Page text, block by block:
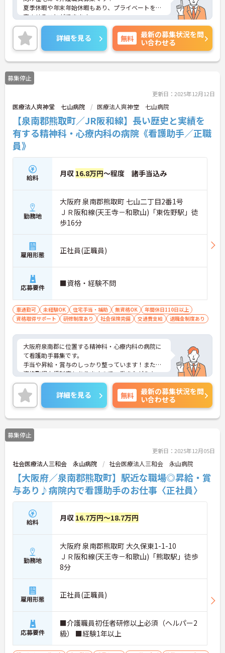
夏季休暇や年末年始休暇もあり、プライベートを充
実させることができます。
ご興味のある方には、面接対策ポイントなど、さら
に詳細をお話しいたしますので、お気軽にご相談く
ださい。
詳細を見る 無料
最新の募集状況を問
い合わせる
募集停止
更新日：2025年12月12日
医療法人爽神堂 七山病院 医療法人爽神堂 七山病院
【泉南郡熊取町／JR阪和線】長い歴史と実績を
有する精神科・心療内科の病院《看護助手／正職
員》
給料 月収 16.8万円～程度 諸手当込み
勤務地
大阪府 泉南郡熊取町 七山二丁目2番1号
ＪＲ阪和線(天王寺－和歌山)「東佐野駅」徒
歩16分
雇用形態 正社員(正職員)
応募要件 ■資格・経験不問
車通勤可 未経験OK 住宅手当・補助 無資格OK
年間休日110日以上
資格取得サポート
研修制度あり 社会保険完備 交通費支給 退職金制度あり
大阪府泉南郡に位置する精神科・心療内科の病院に
て看護助手募集です。
手当や昇給・賞与のしっかり整っています！また、
資格取得支援制度もありますので、働きながらキャ
リアアップも可能です！
ご興味ある方には、面接対策ポイントなど、さらに
詳細をお話しいたしますのでお気軽にご相談くださ
い！
詳細を見る 無料
最新の募集状況を問
い合わせる
募集停止
更新日：2025年12月05日
社会医療法人三和会 永山病院 社会医療法人三和会 永山病院
【大阪府／泉南郡熊取町】駅近な職場◎昇給・賞
与あり♪病院内で看護助手のお仕事〈正社員〉
給料 月収 16.7万円～18.7万円
勤務地
大阪府 泉南郡熊取町 大久保東1-1-10
ＪＲ阪和線(天王寺－和歌山)「熊取駅」徒歩
8分
雇用形態 正社員(正職員)
応募要件
■介護職員初任者研修以上必須（ヘルパー2
級） ■経験1年以上